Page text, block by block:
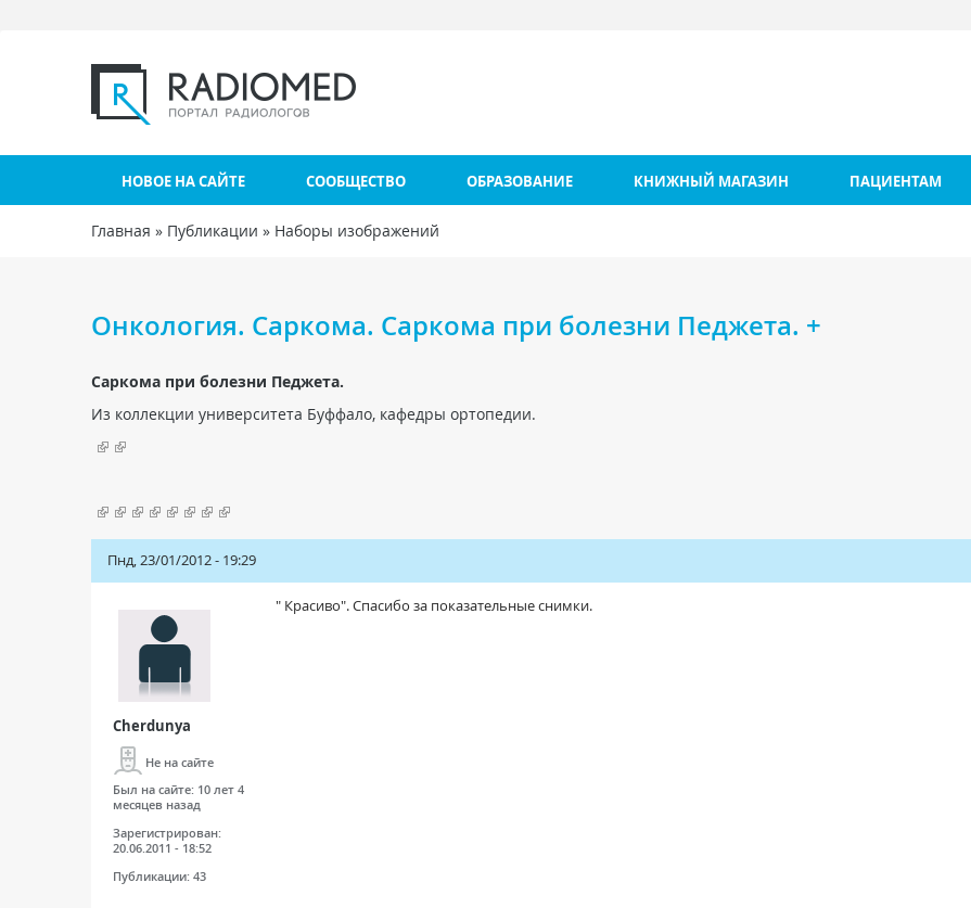
НОВОЕ НА САЙТЕ СООБЩЕСТВО ОБРАЗОВАНИЕ КНИЖНЫЙ МАГАЗИН ПАЦИЕНТАМ
Вы здесь
Главная » Публикации » Наборы изображений
Онкология. Саркома. Саркома при болезни Педжета. +
Саркома при болезни Педжета.
Из коллекции университета Буффало, кафедры ортопедии.
Пнд, 23/01/2012 - 19:29
Cherdunya
Не на сайте
Был на сайте: 10 лет 4
месяцев назад
Зарегистрирован:
20.06.2011 - 18:52
Публикации: 43
" Красиво". Спасибо за показательные снимки.